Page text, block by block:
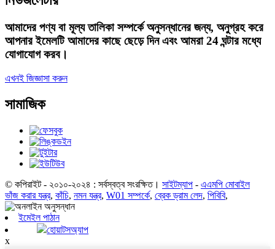
আমাদের পণ্য বা মূল্য তালিকা সম্পর্কে অনুসন্ধানের জন্য, অনুগ্রহ করে
আপনার ইমেলটি আমাদের কাছে ছেড়ে দিন এবং আমরা 24 ঘন্টার মধ্যে
যোগাযোগ করব।
এখনই জিজ্ঞাসা করুন
সামাজিক
© কপিরাইট - ২০১০-২০২৪ : সর্বস্বত্ব সংরক্ষিত। সাইটম্যাপ - এএমপি মোবাইল
ভাঁজ করার যন্ত্র, কাঁচি, নমন যন্ত্র, W01 সম্পর্কে, ব্রেক ড্রাম লেদ, পিবিবি,
ইমেইল পাঠান
হোয়াটসঅ্যাপ
x